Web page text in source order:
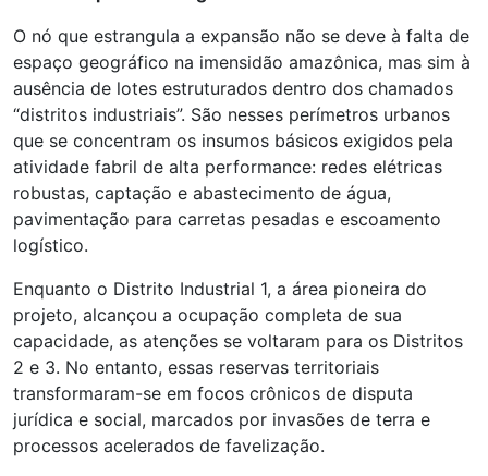
O nó que estrangula a expansão não se deve à falta de
espaço geográfico na imensidão amazônica, mas sim à
ausência de lotes estruturados dentro dos chamados
“distritos industriais”. São nesses perímetros urbanos
que se concentram os insumos básicos exigidos pela
atividade fabril de alta performance: redes elétricas
robustas, captação e abastecimento de água,
pavimentação para carretas pesadas e escoamento
logístico.
Enquanto o Distrito Industrial 1, a área pioneira do
projeto, alcançou a ocupação completa de sua
capacidade, as atenções se voltaram para os Distritos
2 e 3. No entanto, essas reservas territoriais
transformaram-se em focos crônicos de disputa
jurídica e social, marcados por invasões de terra e
processos acelerados de favelização.